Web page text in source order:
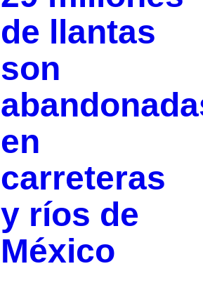
de llantas
son
en
carreteras
y ríos de
México